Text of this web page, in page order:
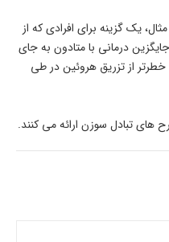
یک گزینه برای افرادی که از
درمانی با متادون به جای
از تزریق هروئین در طی
تبادل سوزن ارائه می کنند.